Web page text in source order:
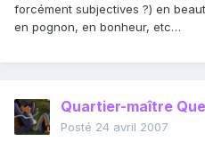
forcément subjectives ?) en
en pognon, en bonheur, etc…
Quartier-maître
Posté 24 avril 2007